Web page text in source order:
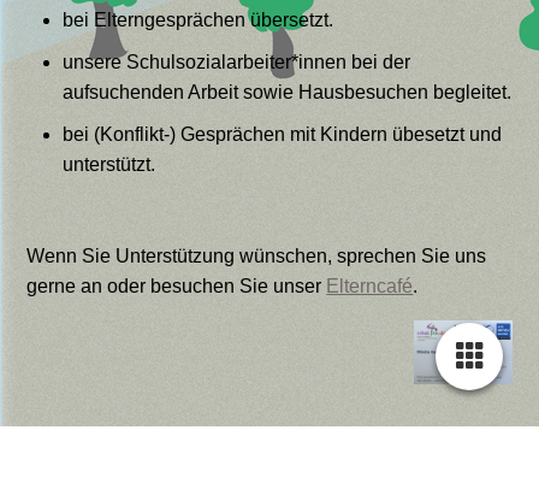
bei Elterngesprächen übersetzt.
unsere Schulsozialarbeiter*innen bei der
aufsuchenden Arbeit sowie Hausbesuchen begleitet.
bei (Konflikt-) Gesprächen mit Kindern übesetzt und
unterstützt.
Wenn Sie Unterstützung wünschen, sprechen Sie uns
gerne an oder besuchen Sie unser Elterncafé.